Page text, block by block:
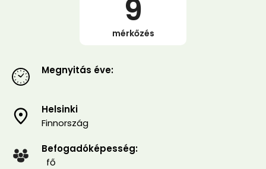
9
mérkőzés
Megnyitás éve:
Helsinki
Finnország
Befogadóképesség:
fő